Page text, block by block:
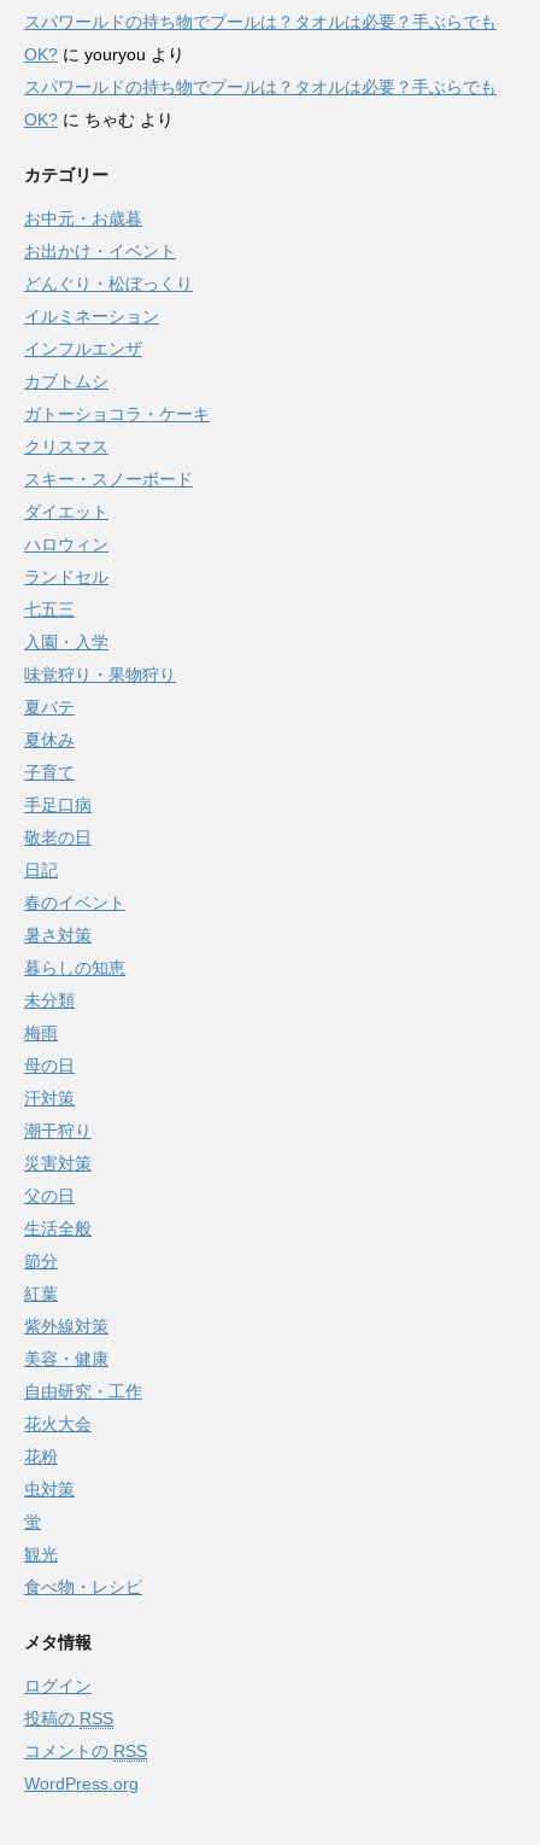
スパワールドの持ち物でプールは？タオルは必要？手ぶらでも
OK? に youryou より
スパワールドの持ち物でプールは？タオルは必要？手ぶらでも
OK? に ちゃむ より
カテゴリー
お中元・お歳暮
お出かけ・イベント
どんぐり・松ぼっくり
イルミネーション
インフルエンザ
カブトムシ
ガトーショコラ・ケーキ
クリスマス
スキー・スノーボード
ダイエット
ハロウィン
ランドセル
七五三
入園・入学
味覚狩り・果物狩り
夏バテ
夏休み
子育て
手足口病
敬老の日
日記
春のイベント
暑さ対策
暮らしの知恵
未分類
梅雨
母の日
汗対策
潮干狩り
災害対策
父の日
生活全般
節分
紅葉
紫外線対策
美容・健康
自由研究・工作
花火大会
花粉
虫対策
蛍
観光
食べ物・レシピ
メタ情報
ログイン
投稿の RSS
コメントの RSS
WordPress.org